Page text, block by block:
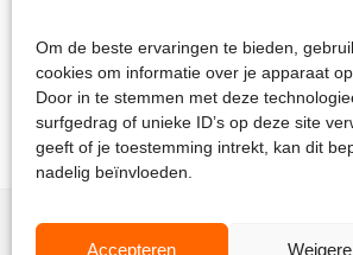
Om de beste ervaringen te bieden,
cookies om informatie over je apparaat
Door in te stemmen met deze
surfgedrag of unieke ID’s op deze site
geeft of je toestemming intrekt, kan dit
nadelig beïnvloeden.
Accepteren